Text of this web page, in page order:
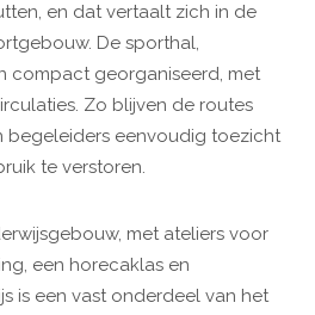
en dat vertaalt zich in de
De sporthal,
compact georganiseerd, met
Zo blijven de routes
begeleiders eenvoudig toezicht
te verstoren.
met ateliers voor
een horecaklas en
is een vast onderdeel van het